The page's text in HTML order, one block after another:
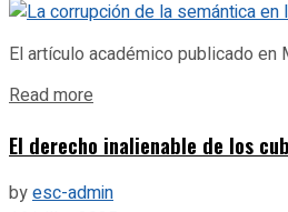
El artículo académico publicado en
Read more
El derecho inalienable de los
byesc-admin